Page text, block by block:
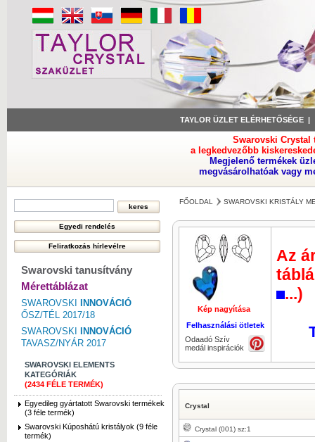
TAYLOR ÜZLET ELÉRHETŐSÉGE
Swarovski Crystal
a legkedvezőbb
Megjelenő termékek
megvásárolhatóak vagy
Swarovski tanusítvány
Mérettáblázat
SWAROVSKI
INNOVÁCIÓ
ŐSZ/TÉL 2017/18
SWAROVSKI
INNOVÁCIÓ
TAVASZ/NYÁR 2017
SWAROVSKI ELEMENTS
KATEGÓRIÁK
(2434 FÉLE TERMÉK)
Egyedileg gyártatott Swarovski termékek
(3 féle termék)
Swarovski Kúposhátú kristályok (9 féle
termék)
FŐOLDAL SWAROVSKI KRISTÁLY
Kép nagyítása
Felhasználási ötletek
Odaadó Szív
medál inspirációk
Az
...)
Crystal
Crystal (001) sz:1